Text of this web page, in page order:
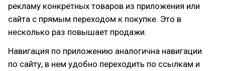
рекламу конкретных товаров из приложения или
сайта с прямым переходом к покупке. Это в
несколько раз повышает продажи.
Навигация по приложению аналогична навигации
по сайту, в нем удобно переходить по ссылкам и